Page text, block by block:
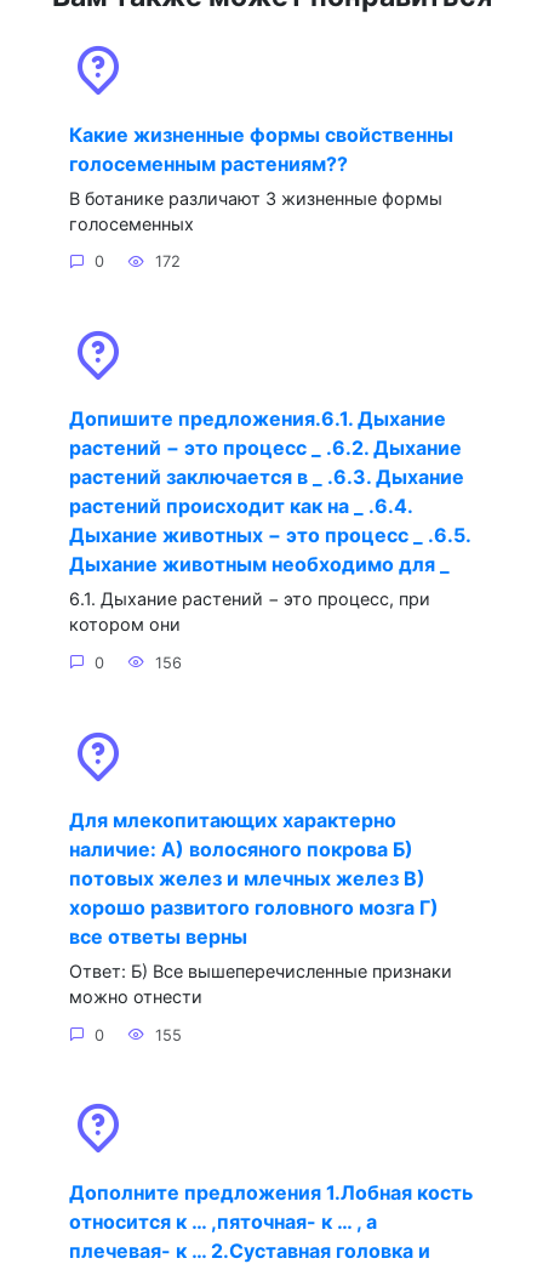
Какие жизненные формы свойственны
голосеменным растениям??
В ботанике различают 3 жизненные формы
голосеменных
0 172
Допишите предложения.6.1. Дыхание
растений − это процесс _ .6.2. Дыхание
растений заключается в _ .6.3. Дыхание
растений происходит как на _ .6.4.
Дыхание животных − это процесс _ .6.5.
Дыхание животным необходимо для _
6.1. Дыхание растений − это процесс, при
котором они
0 156
Для млекопитающих характерно
наличие: А) волосяного покрова Б)
потовых желез и млечных желез В)
хорошо развитого головного мозга Г)
все ответы верны
Ответ: Б) Все вышеперечисленные признаки
можно отнести
0 155
Дополните предложения 1.Лобная кость
относится к … ,пяточная- к … , а
плечевая- к … 2.Суставная головка и